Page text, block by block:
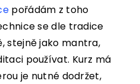
pořádám z toho
se dle tradice
stejně jako mantra,
používat. Kurz má
je nutné dodržet,